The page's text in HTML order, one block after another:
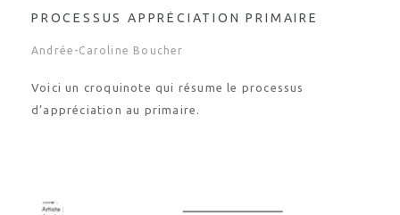
PROCESSUS APPRÉCIATION PRIMAIRE
Andrée-Caroline Boucher
Voici un croquinote qui résume le processus
d’appréciation au primaire.